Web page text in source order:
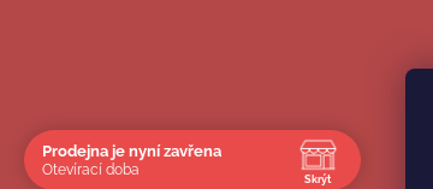
Prodejna je nyní zavřena
Otevírací doba
Skrýt